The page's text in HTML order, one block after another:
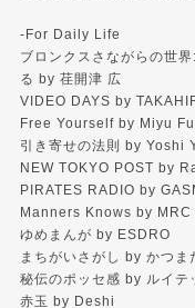
-For Daily Life
ブロンクスさながらの世
る by 荏開津 広
VIDEO DAYS by
Free Yourself by Miyu
引き寄せの法則 by Yoshi
NEW TOKYO POST by
PIRATES RADIO by
Manners Knows by MRC
ゆめまんが by ESDRO
まちがいさがし by かつま
秘伝のポッセ感 by ルイテ
赤玉 by Deshi